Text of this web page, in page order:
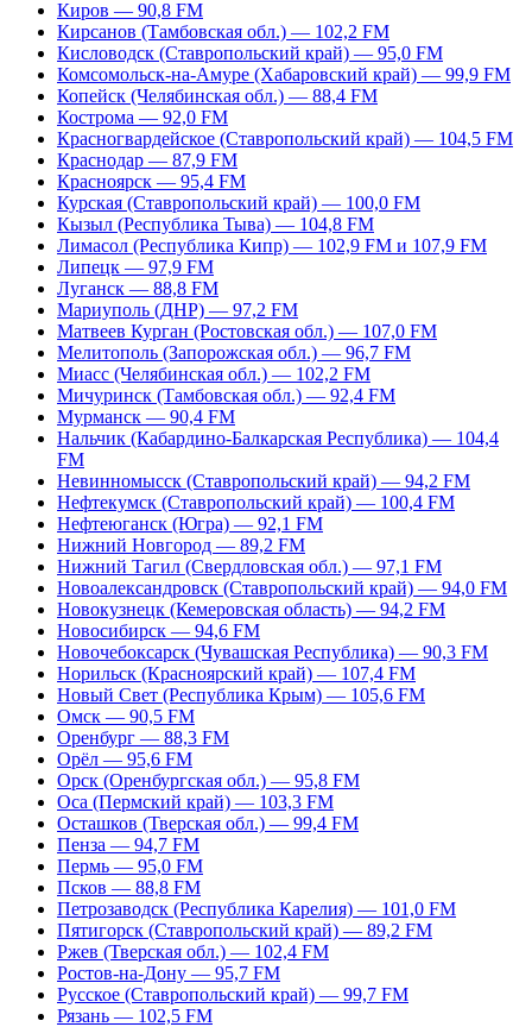
Киров — 90,8 FM
Кирсанов (Тамбовская обл.) — 102,2 FM
Кисловодск (Ставропольский край) — 95,0 FM
Комсомольск-на-Амуре (Хабаровский край) — 99,9 FM
Копейск (Челябинская обл.) — 88,4 FM
Кострома — 92,0 FM
Красногвардейское (Ставропольский край) — 104,5 FM
Краснодар — 87,9 FM
Красноярск — 95,4 FM
Курская (Ставропольский край) — 100,0 FM
Кызыл (Республика Тыва) — 104,8 FM
Лимасол (Республика Кипр) — 102,9 FM и 107,9 FM
Липецк — 97,9 FM
Луганск — 88,8 FM
Мариуполь (ДНР) — 97,2 FM
Матвеев Курган (Ростовская обл.) — 107,0 FM
Мелитополь (Запорожская обл.) — 96,7 FM
Миасс (Челябинская обл.) — 102,2 FM
Мичуринск (Тамбовская обл.) — 92,4 FM
Мурманск — 90,4 FM
Нальчик (Кабардино-Балкарская Республика) — 104,4
FM
Невинномысск (Ставропольский край) — 94,2 FM
Нефтекумск (Ставропольский край) — 100,4 FM
Нефтеюганск (Югра) — 92,1 FM
Нижний Новгород — 89,2 FM
Нижний Тагил (Свердловская обл.) — 97,1 FM
Новоалександровск (Ставропольский край) — 94,0 FM
Новокузнецк (Кемеровская область) — 94,2 FM
Новосибирск — 94,6 FM
Новочебоксарск (Чувашская Республика) — 90,3 FM
Норильск (Красноярский край) — 107,4 FM
Новый Свет (Республика Крым) — 105,6 FM
Омск — 90,5 FM
Оренбург — 88,3 FM
Орёл — 95,6 FM
Орск (Оренбургская обл.) — 95,8 FM
Оса (Пермский край) — 103,3 FM
Осташков (Тверская обл.) — 99,4 FM
Пенза — 94,7 FM
Пермь — 95,0 FM
Псков — 88,8 FM
Петрозаводск (Республика Карелия) — 101,0 FM
Пятигорск (Ставропольский край) — 89,2 FM
Ржев (Тверская обл.) — 102,4 FM
Ростов-на-Дону — 95,7 FM
Русское (Ставропольский край) — 99,7 FM
Рязань — 102,5 FM